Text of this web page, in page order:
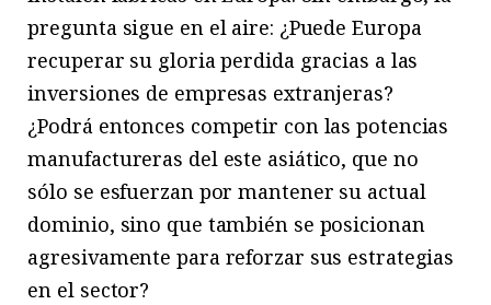
pregunta sigue en el aire: ¿Puede Europa
recuperar su gloria perdida gracias a las
inversiones de empresas extranjeras?
¿Podrá entonces competir con las potencias
manufactureras del este asiático, que no
sólo se esfuerzan por mantener su actual
dominio, sino que también se posicionan
agresivamente para reforzar sus estrategias
en el sector?